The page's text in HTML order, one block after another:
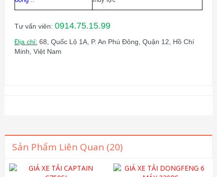
Tư vấn viên: 0914.75.15.99
Địa chỉ: 68, Quốc Lộ 1A, P. An Phú Đông, Quận 12, Hồ Chí
Minh, Việt Nam
Sản Phẩm Liên Quan (20)